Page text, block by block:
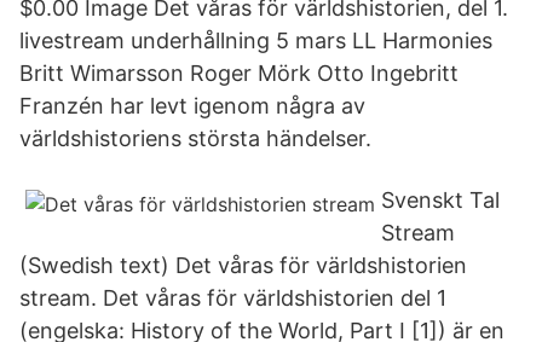
$0.00 Image Det våras för världshistorien, del 1.
livestream underhållning 5 mars LL Harmonies
Britt Wimarsson Roger Mörk Otto Ingebritt
Franzén har levt igenom några av
världshistoriens största händelser.
Svenskt Tal
Stream
(Swedish text) Det våras för världshistorien
stream. Det våras för världshistorien del 1
(engelska: History of the World, Part I [1]) är en